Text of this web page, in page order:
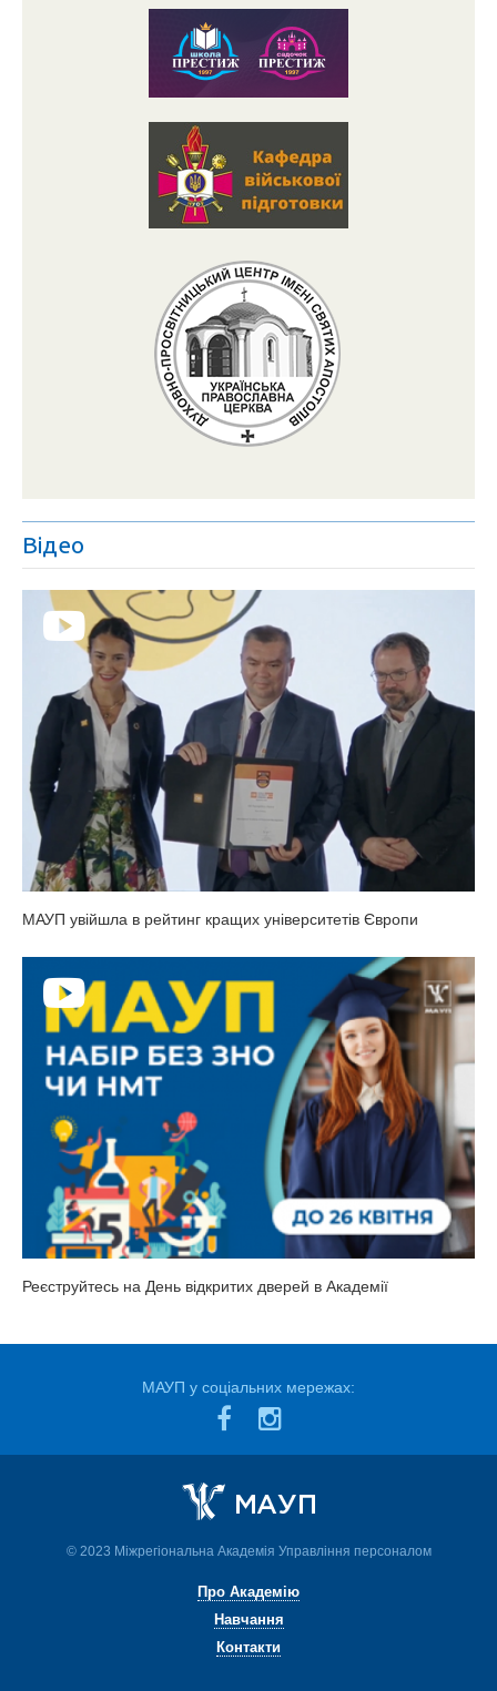
Відео
МАУП увійшла в рейтинг кращих університетів Європи
Реєструйтесь на День відкритих дверей в Академії
МАУП у соціальних мережах:
© 2023 Міжрегіональна Академія Управління персоналом
Про Академію
Навчання
Контакти